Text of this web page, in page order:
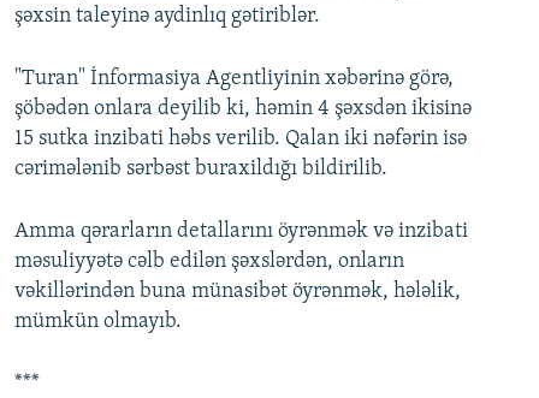
şəxsin taleyinə aydinlıq gətiriblər.
"Turan" İnformasiya Agentliyinin xəbərinə görə,
şöbədən onlara deyilib ki, həmin 4 şəxsdən ikisinə
15 sutka inzibati həbs verilib. Qalan iki nəfərin isə
cərimələnib sərbəst buraxildığı bildirilib.
Amma qərarların detallarını öyrənmək və inzibati
məsuliyyətə cəlb edilən şəxslərdən, onların
vəkillərindən buna münasibət öyrənmək, hələlik,
mümkün olmayıb.
***